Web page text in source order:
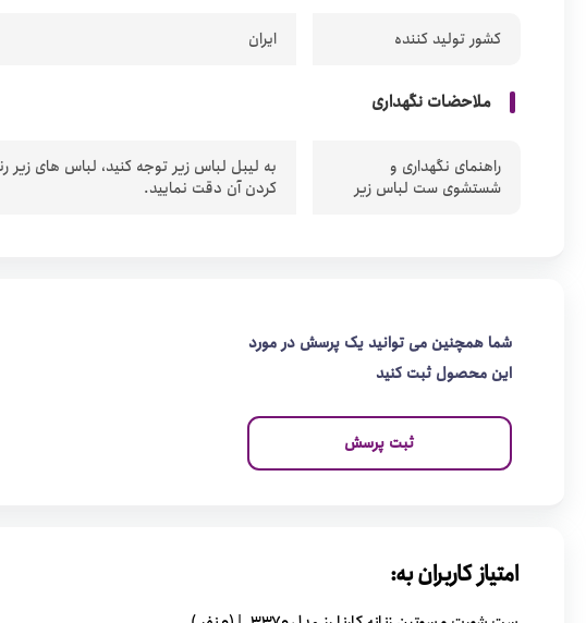
کشور تولید کننده ایران
ملاحضات نگهداری
راهنمای نگهداری و
شستشوی ست لباس زیر
به لیبل لباس زیر توجه کنید، لباس های
کردن آن دقت نمایید.
شما همچنین می توانید یک پرسش در مورد
این محصول ثبت کنید
ثبت پرسش
امتیاز کاربران به: